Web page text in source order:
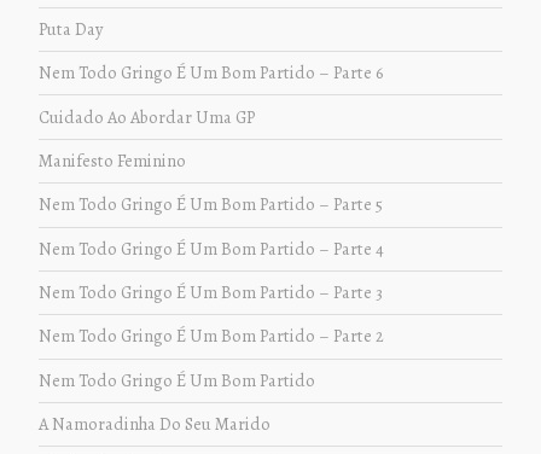
Puta Day
Nem Todo Gringo É Um Bom Partido – Parte 6
Cuidado Ao Abordar Uma GP
Manifesto Feminino
Nem Todo Gringo É Um Bom Partido – Parte 5
Nem Todo Gringo É Um Bom Partido – Parte 4
Nem Todo Gringo É Um Bom Partido – Parte 3
Nem Todo Gringo É Um Bom Partido – Parte 2
Nem Todo Gringo É Um Bom Partido
A Namoradinha Do Seu Marido